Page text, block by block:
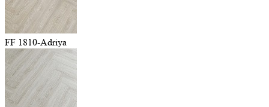
FF 1810-Adriya